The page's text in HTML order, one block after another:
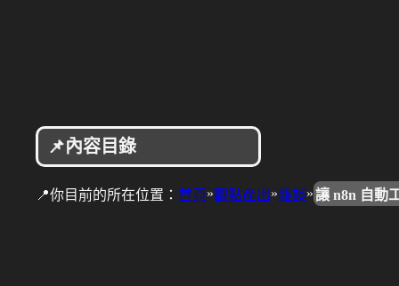
📌內容目錄
📍你目前的所在位置： 首頁»觀點產出»雜談»讓 n8n 自動